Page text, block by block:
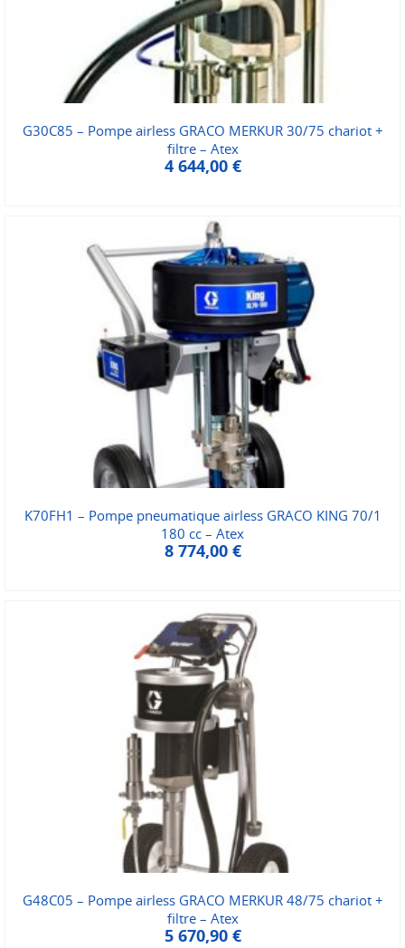
G30C85 – Pompe airless GRACO MERKUR 30/75 chariot +
filtre – Atex
4 644,00 €
K70FH1 – Pompe pneumatique airless GRACO KING 70/1
180 cc – Atex
8 774,00 €
G48C05 – Pompe airless GRACO MERKUR 48/75 chariot +
filtre – Atex
5 670,90 €